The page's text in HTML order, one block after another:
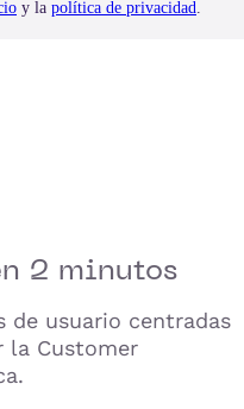
2 minutos
de usuario centradas
la Customer